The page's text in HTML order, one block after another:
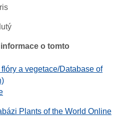
o tomto
a vegetace/Database of
Plants of the World Online